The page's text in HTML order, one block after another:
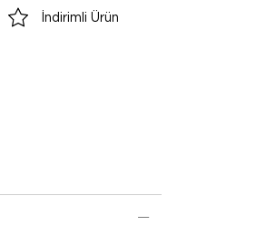
İndirimli Ürün